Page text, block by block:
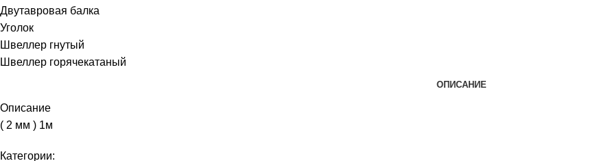
Двутавровая балка
Уголок
Швеллер гнутый
Швеллер горячекатаный
ОПИСАНИЕ
Описание
( 2 мм ) 1м
Категории: